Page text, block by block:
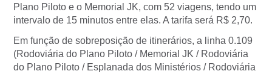
Plano Piloto e o Memorial JK, com 52 viagens, tendo um
intervalo de 15 minutos entre elas. A tarifa será R$ 2,70.
Em função de sobreposição de itinerários, a linha 0.109
(Rodoviária do Plano Piloto / Memorial JK / Rodoviária
do Plano Piloto / Esplanada dos Ministérios / Rodoviária